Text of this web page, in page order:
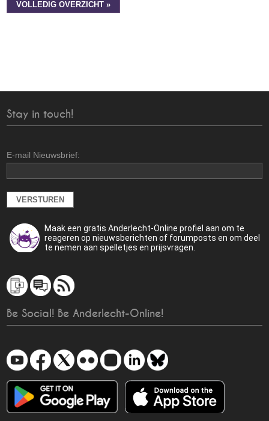
VOLLEDIG OVERZICHT »
Stay in touch!
E-mail Nieuwsbrief:
Maak een gratis Anderlecht-Online profiel aan om te
reageren op nieuwsberichten of forumposts en om deel
te nemen aan spelletjes en prijsvragen.
Be Social! Be Anderlecht-Online!